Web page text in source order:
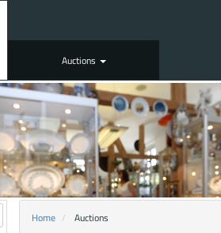
Auctions
Home Auctions